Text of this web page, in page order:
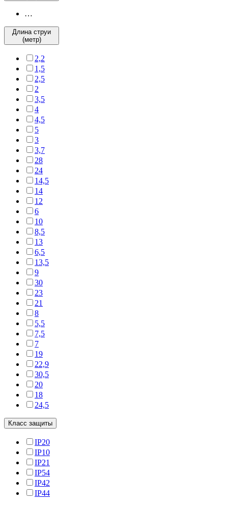
…
Длина струи
(метр)
2,2
1,5
2,5
2
3,5
4
4,5
5
3
3,7
28
24
14,5
14
12
6
10
8,5
13
6,5
13,5
9
30
23
21
8
5,5
7,5
7
19
22,9
30,5
20
18
24,5
Класс защиты
IP20
IP10
IP21
IP54
IP42
IP44